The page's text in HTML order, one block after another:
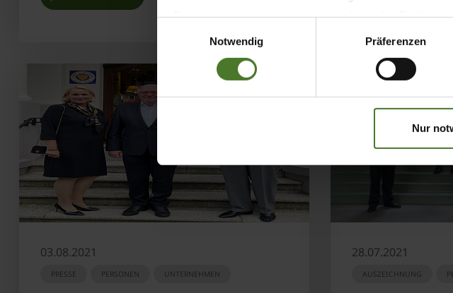
Datenschutzbestimmungen ein, wodurch das Risiko
Daten bestehen kann.
Impressum
Notwendig
Präferenzen
Nur
03.08.2021
PRESSE PERSONEN UNTERNEHMEN
28.07.2021
AUSZEICHNUNG